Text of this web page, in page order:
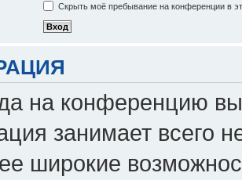
Скрыть моё пребывание на конференции в
на конференцию
занимает всего
широкие